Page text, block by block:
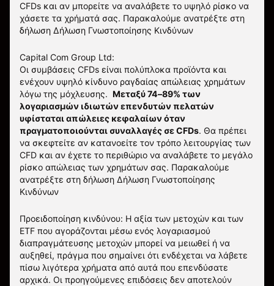
CFDs και αν μπορείτε να αναλάβετε το υψηλό ρίσκο να
χάσετε τα χρήματά σας. Παρακαλούμε ανατρέξτε στη
δήλωση Δήλωση Γνωστοποίησης Κινδύνων
Capital Com Group Ltd:
Οι συμβάσεις CFDs είναι πολύπλοκα προϊόντα και
ενέχουν υψηλό κίνδυνο ραγδαίας απώλειας χρημάτων
λόγω της μόχλευσης. Μεταξύ 74–89% των
λογαριασμών ιδιωτών επενδυτών πελατών
υφίσταται απώλειες κεφαλαίων όταν
πραγματοποιούνται συναλλαγές σε CFDs. Θα πρέπει
να σκεφτείτε αν κατανοείτε τον τρόπο λειτουργίας των
CFD και αν έχετε το περιθώριο να αναλάβετε το μεγάλο
ρίσκο απώλειας των χρημάτων σας. Παρακαλούμε
ανατρέξτε στη δήλωση Δήλωση Γνωστοποίησης
Κινδύνων
Προειδοποίηση κινδύνου: Η αξία των μετοχών και των
ETF που αγοράζονται μέσω ενός λογαριασμού
διαπραγμάτευσης μετοχών μπορεί να μειωθεί ή να
αυξηθεί, πράγμα που σημαίνει ότι ενδέχεται να λάβετε
πίσω λιγότερα χρήματα από αυτά που επενδύσατε
αρχικά. Οι προηγούμενες επιδόσεις δεν αποτελούν